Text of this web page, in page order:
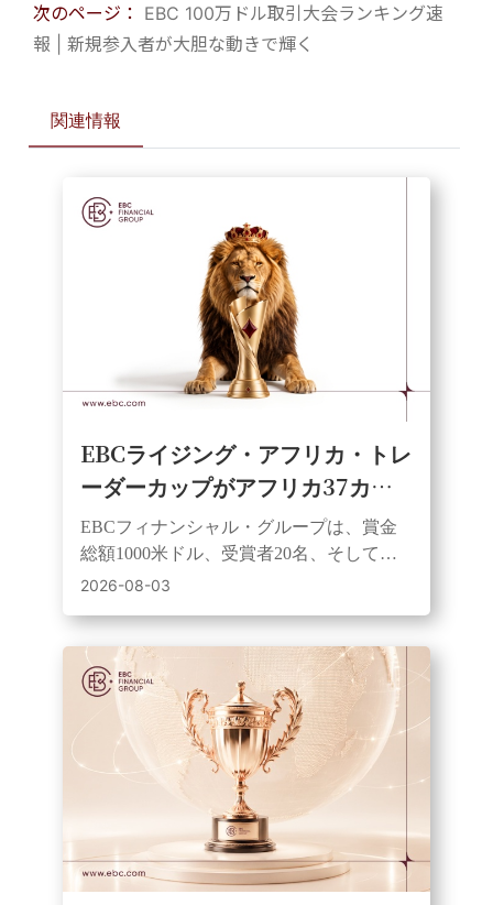
次のページ： EBC 100万ドル取引大会ランキング速
報 | 新規参入者が大胆な動きで輝く
関連情報
EBCライジング・アフリカ・トレ
ーダーカップがアフリカ37カ国
で開幕。トレーダーに平等なスタ
ートと賞金獲得のチャンスを提供
EBCフィナンシャル・グループは、賞金
総額1000米ドル、受賞者20名、そして同
額の初期資金を提供するアフリカ全土を
2026-08-03